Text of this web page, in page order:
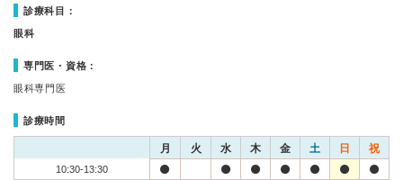
診療科目：
眼科
専門医・資格：
眼科専門医
診療時間
月 火 水 木 金 土 日 祝
10:30-13:30